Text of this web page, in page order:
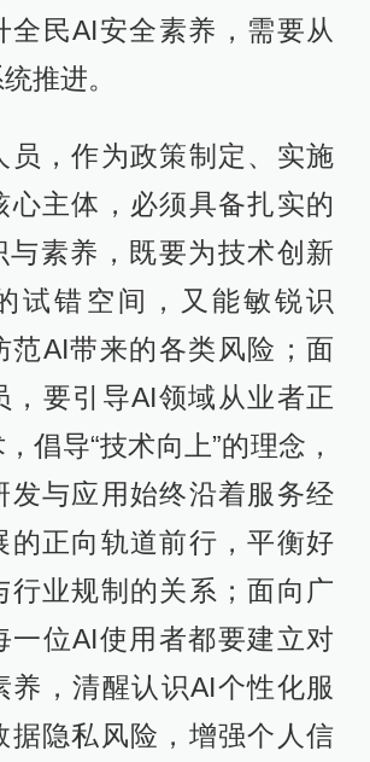
全民AI安全素养，需要从
推进。
员，作为政策制定、实施
心主体，必须具备扎实的
与素养，既要为技术创新
试错空间，又能敏锐识
范AI带来的各类风险；面
，要引导AI领域从业者正
倡导“技术向上”的理念，
发与应用始终沿着服务经
的正向轨道前行，平衡好
行业规制的关系；面向广
一位AI使用者都要建立对
养，清醒认识AI个性化服
据隐私风险，增强个人信